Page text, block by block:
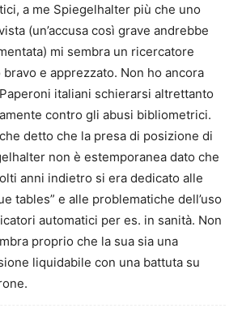
a me Spiegelhalter più che uno
(un’accusa così grave andrebbe
mi sembra un ricercatore
bravo e apprezzato. Non ho ancora
italiani schierarsi altrettanto
contro gli abusi bibliometrici.
detto che la presa di posizione di
non è estemporanea dato che
anni indietro si era dedicato alle
tables” e alle problematiche dell’uso
automatici per es. in sanità. Non
proprio che la sua sia una
liquidabile con una battuta su